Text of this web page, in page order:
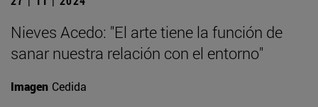
Nieves Acedo: "El arte tiene la función de
sanar nuestra relación con el entorno"
Imagen Cedida